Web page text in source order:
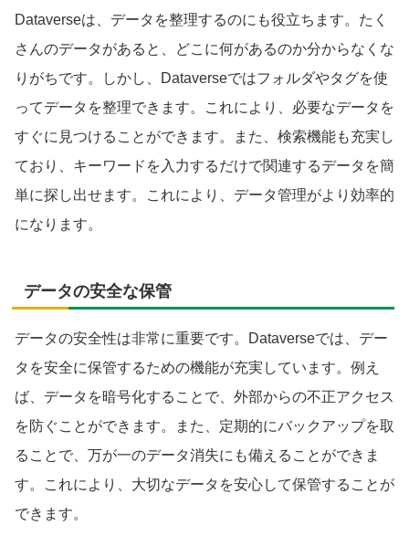
Dataverseは、データを整理するのにも役立ちます。たく
さんのデータがあると、どこに何があるのか分からなくな
りがちです。しかし、Dataverseではフォルダやタグを使
ってデータを整理できます。これにより、必要なデータを
すぐに見つけることができます。また、検索機能も充実し
ており、キーワードを入力するだけで関連するデータを簡
単に探し出せます。これにより、データ管理がより効率的
になります。
データの安全な保管
データの安全性は非常に重要です。Dataverseでは、デー
タを安全に保管するための機能が充実しています。例え
ば、データを暗号化することで、外部からの不正アクセス
を防ぐことができます。また、定期的にバックアップを取
ることで、万が一のデータ消失にも備えることができま
す。これにより、大切なデータを安心して保管することが
できます。